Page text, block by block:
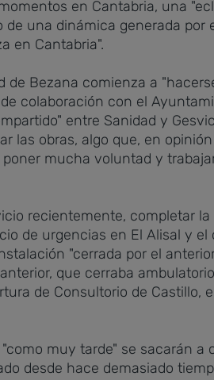
en Cantabria, una
una dinámica generada por
en Cantabria".
Bezana comienza a
colaboración con el
entre Sanidad y
las obras, algo que, en
mucha voluntad y
recientemente, completar
de urgencias en El Alisal y el
"cerrada por el
que cerraba
de Consultorio de Castillo,
muy tarde" se sacarán a
desde hace demasiado